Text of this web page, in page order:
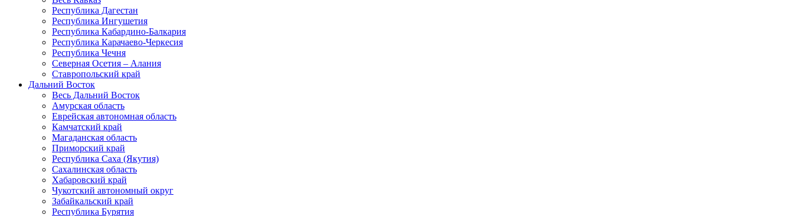
Республика Дагестан
Республика Ингушетия
Республика Кабардино-Балкария
Республика Карачаево-Черкесия
Республика Чечня
Северная Осетия – Алания
Ставропольский край
Дальний Восток
Весь Дальний Восток
Амурская область
Еврейская автономная область
Камчатский край
Магаданская область
Приморский край
Республика Саха (Якутия)
Сахалинская область
Хабаровский край
Чукотский автономный округ
Забайкальский край
Республика Бурятия